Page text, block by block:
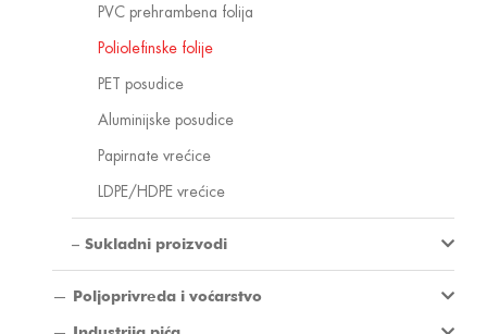
PVC prehrambena folija
Poliolefinske folije
PET posudice
Aluminijske posudice
Papirnate vrećice
LDPE/HDPE vrećice
Sukladni proizvodi
Poljoprivreda i voćarstvo